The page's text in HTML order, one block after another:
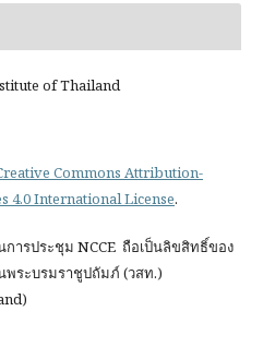
of Thailand
Commons Attribution-
4.0 International License.
ารประชุม NCCE ถือเป็นลิขสิทธิ์ของ
พระบรมราชูปถัมภ์ (วสท.)